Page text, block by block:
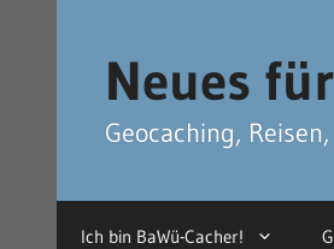
Neues
Geocaching,
Ich bin BaWü-Cacher!